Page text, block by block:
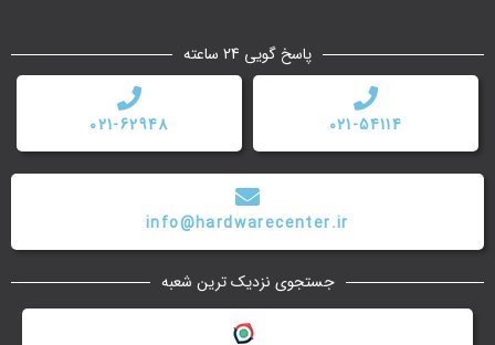
پاسخ گویی 24 ساعته
021-54114
021-62948
info@hardwarecenter.ir
جستجوی نزدیک ترین شعبه